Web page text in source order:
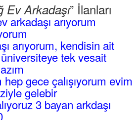
Ev Arkadaşı” İlanları
arkadaşı arıyorum
arıyorum, kendisin ait
tek vesait
hep gece çalışıyorum evim
gelebir
3 bayan arkdaşı